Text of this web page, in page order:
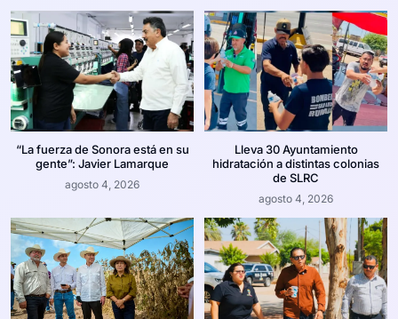
“La fuerza de Sonora está en su
gente”: Javier Lamarque
agosto 4, 2026
Lleva 30 Ayuntamiento
hidratación a distintas colonias
de SLRC
agosto 4, 2026